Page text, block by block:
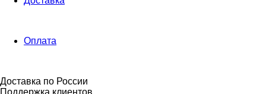
Оплата
Доставка по России
Поддержка клиентов